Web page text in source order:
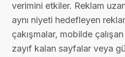
verimini etkiler. Reklam
aynı niyeti hedefleyen
çakışmalar, mobilde
zayıf kalan sayfalar veya